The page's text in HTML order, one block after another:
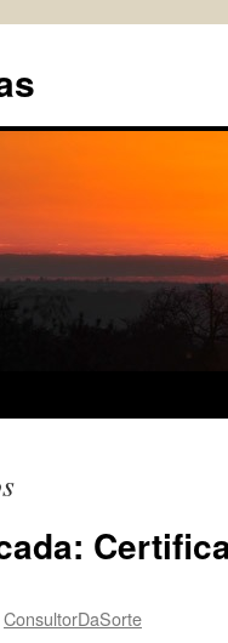
ConsultorDaSorte